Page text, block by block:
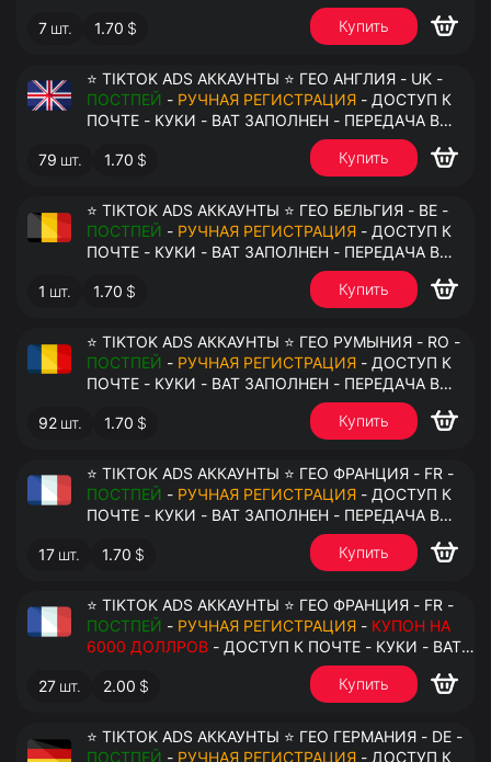
7 шт. 1.70 $ Купить
⭐ TIKTOK ADS АККАУНТЫ ⭐ ГЕО АНГЛИЯ - UK -
ПОСТПЕЙ - РУЧНАЯ РЕГИСТРАЦИЯ - ДОСТУП К
ПОЧТЕ - КУКИ - ВАТ ЗАПОЛНЕН - ПЕРЕДАЧА В
79 шт. 1.70 $ Купить
⭐ TIKTOK ADS АККАУНТЫ ⭐ ГЕО БЕЛЬГИЯ - BE -
ПОСТПЕЙ - РУЧНАЯ РЕГИСТРАЦИЯ - ДОСТУП К
ПОЧТЕ - КУКИ - ВАТ ЗАПОЛНЕН - ПЕРЕДАЧА В
1 шт. 1.70 $ Купить
⭐ TIKTOK ADS АККАУНТЫ ⭐ ГЕО РУМЫНИЯ - RO -
ПОСТПЕЙ - РУЧНАЯ РЕГИСТРАЦИЯ - ДОСТУП К
ПОЧТЕ - КУКИ - ВАТ ЗАПОЛНЕН - ПЕРЕДАЧА В
92 шт. 1.70 $ Купить
⭐ TIKTOK ADS АККАУНТЫ ⭐ ГЕО ФРАНЦИЯ - FR -
ПОСТПЕЙ - РУЧНАЯ РЕГИСТРАЦИЯ
ПОЧТЕ - КУКИ - ВАТ ЗАПОЛНЕН - ПЕРЕДАЧА В
17 шт. 1.70 $ Купить
⭐ TIKTOK ADS АККАУНТЫ ⭐ ГЕО ФРАНЦИЯ - FR -
ПОСТПЕЙ - РУЧНАЯ РЕГИСТРАЦИЯ - КУПОН НА
6000 ДОЛЛРОВ - ДОСТУП К ПОЧТЕ - КУКИ - ВАТ
ЗАПОЛНЕН - ПЕРЕДАЧА В АНТИДЕТЕКТ
27 шт. 2.00 $ Купить
⭐ TIKTOK ADS АККАУНТЫ ⭐ ГЕО ГЕРМАНИЯ - DE -
ПОСТПЕЙ - РУЧНАЯ РЕГИСТРАЦИЯ - ДОСТУП К